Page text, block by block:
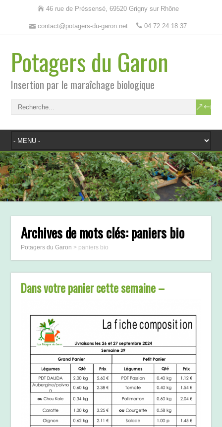
46 rue de Préssensé, 69520 Grigny sur Rhône
contact@potagers-du-garon.net 04 72 24 18 37
Potagers du Garon
Insertion par le maraîchage biologique
Archives de mots clés:paniers bio
Potagers du Garon > paniers bio
Dans votre panier cette semaine –